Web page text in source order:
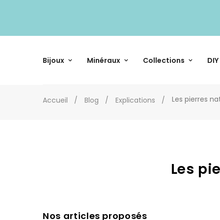
Bijoux Minéraux Collections DIY
Accueil Blog Explications Les pierres
Les
Nos articles proposés